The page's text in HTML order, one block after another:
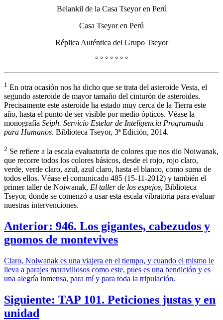
Belankil de la Casa Tseyor en Perú
Casa Tseyor en Perú
Réplica Auténtica del Grupo Tseyor
° ° ° ° ° ° °
1 En otra ocasión nos ha dicho que se trata del asteroide Vesta, el
segundo asteroide de mayor tamaño del cinturón de asteroides.
Precisamente este asteroide ha estado muy cerca de la Tierra este
año, hasta el punto de ser visible por medio ópticos. Véase la
monografía Seiph. Servicio Estelar de Inteligencia Programada
para Humanos. Biblioteca Tseyor, 3ª Edición, 2014.
2 Se refiere a la escala evaluatoria de colores que nos dio Noiwanak,
que recorre todos los colores básicos, desde el rojo, rojo claro,
verde, verde claro, azul, azul claro, hasta el blanco, como suma de
todos ellos. Véase el comunicado 485 (15-11-2012) y también el
primer taller de Noiwanak, El taller de los espejos, Biblioteca
Tseyor, donde se comenzó a usar esta escala vibratoria para evaluar
nuestras intervenciones.
Anterior: 946. Los gigantes, cabezudos y
gnomos de montevives
Claro, Noiwanak es una viajera en el tiempo, y cuando el mismo le
lleva a parajes maravillosos como este, pues es una bendición y es
una alegría inmensa, para mí y para toda la tripulación.
Siguiente: TAP 101. Peticiones justas y en
unidad